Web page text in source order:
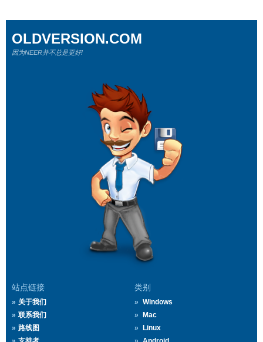
站点链接
关于我们
联系我们
路线图
类别
Windows
Mac
Linux
OLDVERSION.COM
因为NEER并不总是更好!